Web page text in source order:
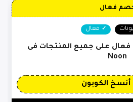
فعال
فعال
نون 75 ريال فعال على جميع المنتجات فى
Noon
أنسخ الكوبون